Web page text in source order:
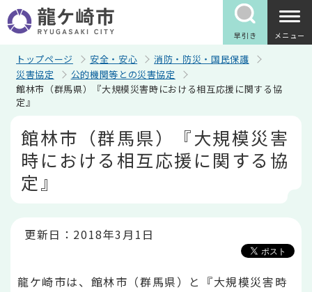
の
ペ
早引き メニュー
トップページ 安全・安心
消防・防災・国民保護
災害協定
公的機関等との災害協定
館林市（群馬県）『大規模災害時における相互応援に関する協
定』
館林市（群馬県）『大規模災害
時における相互応援に関する協
定』
更新日：2018年3月1日
龍ケ崎市は、館林市（群馬県）と『大規模災害時